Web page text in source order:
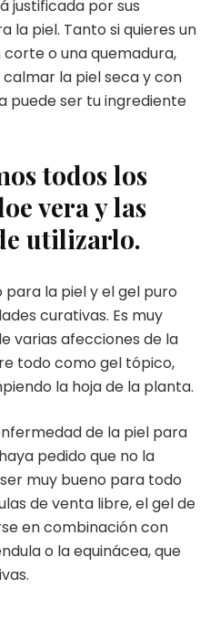
justificada por sus
la piel. Tanto si quieres un
o una quemadura,
la piel seca y con
puede ser tu ingrediente
todos los
vera y las
utilizarlo.
para la piel y el gel puro
curativas. Es muy
varias afecciones de la
todo como gel tópico,
la hoja de la planta.
de la piel para
pedido que no la
muy bueno para todo
de venta libre, el gel de
en combinación con
o la equinácea, que